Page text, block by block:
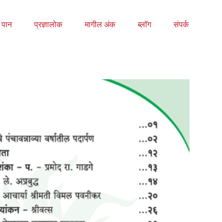
प्रज्ञालोक मागील अंक ब्लॉग संपर्क